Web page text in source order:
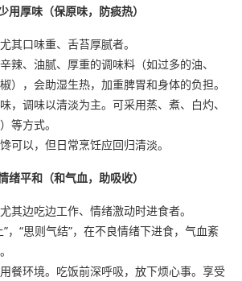
用厚味（保原味，防痰热）
其口味重、舌苔厚腻者。
辣、油腻、厚重的调味料（如过多的油、
），会助湿生热，加重脾胃和身体的负担。
，调味以清淡为主。可采用蒸、煮、白灼、
等方式。
可以，但日常烹饪应回归清淡。
绪平和（和气血，助吸收）
其边吃边工作、情绪激动时进食者。
，“思则气结”，在不良情绪下进食，气血紊
餐环境。吃饭前深呼吸，放下烦心事。享受